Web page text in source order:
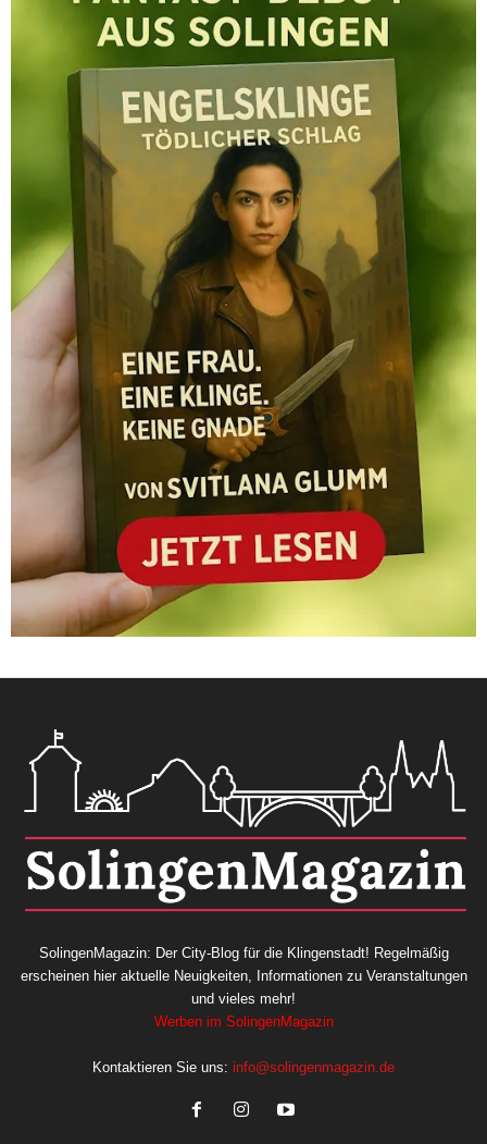
SolingenMagazin: Der City-Blog für die Klingenstadt! Regelmäßig
erscheinen hier aktuelle Neuigkeiten, Informationen zu Veranstaltungen
und vieles mehr!
Werben im SolingenMagazin
Kontaktieren Sie uns: info@solingenmagazin.de